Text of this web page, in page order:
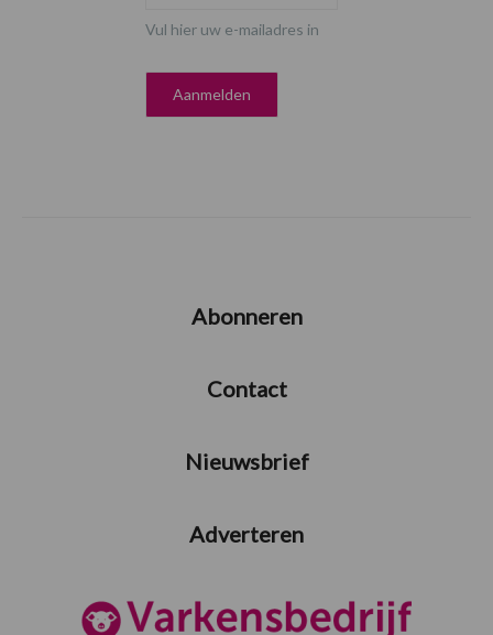
Vul hier uw e-mailadres in
Abonneren
Contact
Nieuwsbrief
Adverteren